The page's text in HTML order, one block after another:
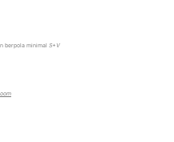
berpola minimal S+V